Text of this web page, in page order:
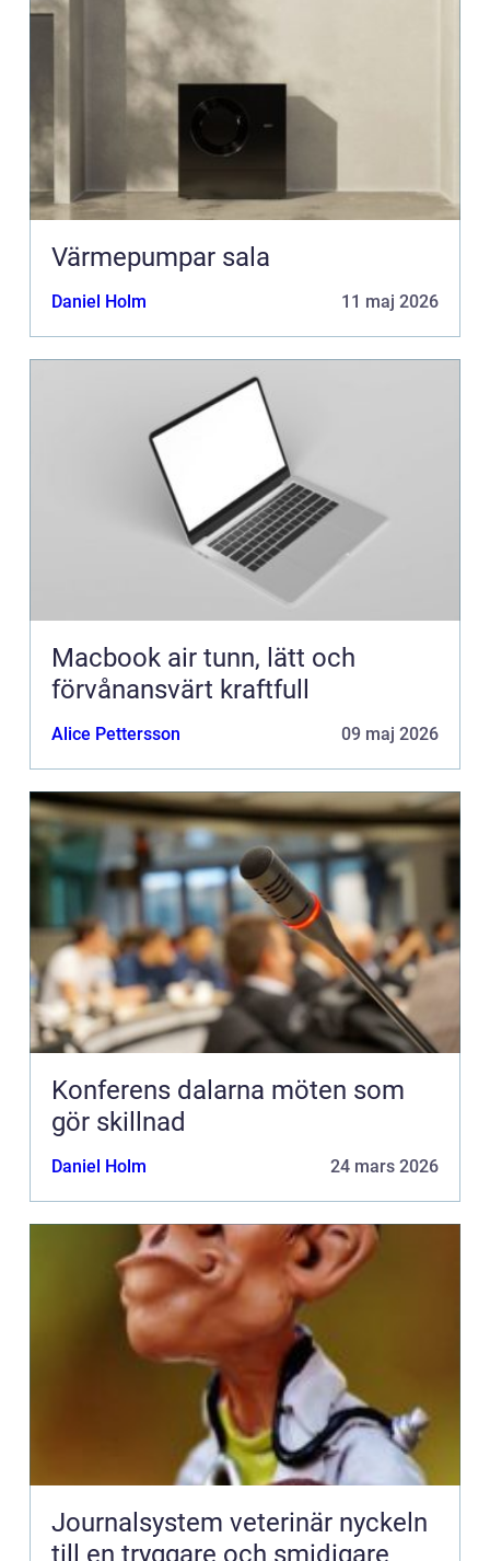
Värmepumpar sala
Daniel Holm 11 maj 2026
Macbook air tunn, lätt och
förvånansvärt kraftfull
Alice Pettersson 09 maj 2026
Konferens dalarna möten som
gör skillnad
Daniel Holm 24 mars 2026
Journalsystem veterinär nyckeln
till en tryggare och smidigare